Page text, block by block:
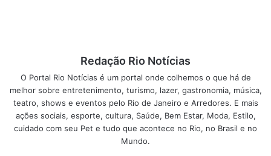
A entrada para a Roda de Samba “Encontro de Bambas”
com Renato Milagres e Cia. Ltda, formada por Márcio
Ricardo (violão), Isaias Costa (cavaco), Vitor de Souza
(cavaco/banjo), Thiago Orega (surdo), Juninho da
Mangueira (percussão geral), Waltis Zacarias (percussão
Redação Rio Notícias
O Portal Rio Notícias é um portal onde colhemos o que há de
melhor sobre entretenimento, turismo, lazer, gastronomia, música,
teatro, shows e eventos pelo Rio de Janeiro e Arredores. E mais
ações sociais, esporte, cultura, Saúde, Bem Estar, Moda, Estilo,
cuidado com seu Pet e tudo que acontece no Rio, no Brasil e no
Mundo.